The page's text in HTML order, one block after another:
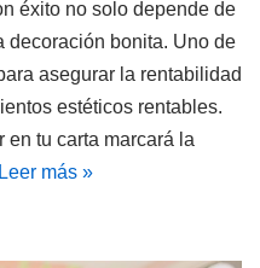
éxito no solo depende de
decoración bonita. Uno de
asegurar la rentabilidad
estéticos rentables.
tu carta marcará la
Leer más »